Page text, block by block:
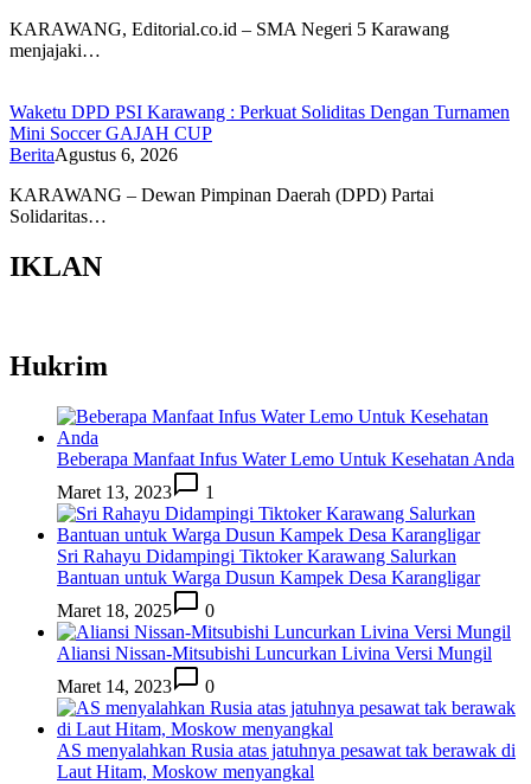
KARAWANG, Editorial.co.id – SMA Negeri 5 Karawang
menjajaki…
Waketu DPD PSI Karawang : Perkuat Soliditas Dengan Turnamen
Mini Soccer GAJAH CUP
BeritaAgustus 6, 2026
KARAWANG – Dewan Pimpinan Daerah (DPD) Partai
Solidaritas…
IKLAN
Hukrim
Beberapa Manfaat Infus Water Lemo Untuk Kesehatan Anda
Maret 13, 2023
1
Sri Rahayu Didampingi Tiktoker Karawang Salurkan
Bantuan untuk Warga Dusun Kampek Desa Karangligar
Maret 18, 2025
0
Aliansi Nissan-Mitsubishi Luncurkan Livina Versi Mungil
Maret 14, 2023
0
AS menyalahkan Rusia atas jatuhnya pesawat tak berawak di
Laut Hitam, Moskow menyangkal